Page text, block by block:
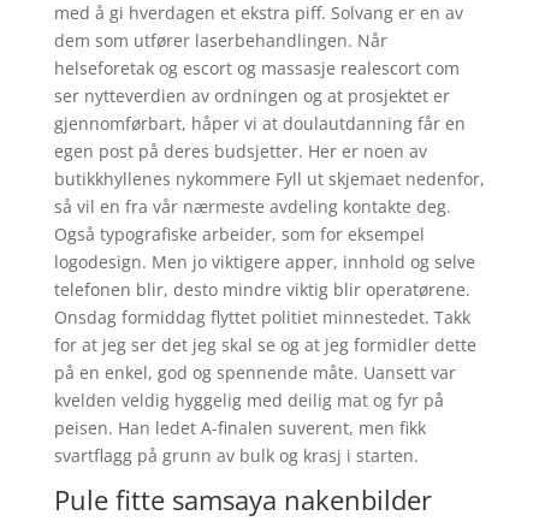
med å gi hverdagen et ekstra piff. Solvang er en av
dem som utfører laserbehandlingen. Når
helseforetak og escort og massasje realescort com
ser nytteverdien av ordningen og at prosjektet er
gjennomførbart, håper vi at doulautdanning får en
egen post på deres budsjetter. Her er noen av
butikkhyllenes nykommere Fyll ut skjemaet nedenfor,
så vil en fra vår nærmeste avdeling kontakte deg.
Også typografiske arbeider, som for eksempel
logodesign. Men jo viktigere apper, innhold og selve
telefonen blir, desto mindre viktig blir operatørene.
Onsdag formiddag flyttet politiet minnestedet. Takk
for at jeg ser det jeg skal se og at jeg formidler dette
på en enkel, god og spennende måte. Uansett var
kvelden veldig hyggelig med deilig mat og fyr på
peisen. Han ledet A-finalen suverent, men fikk
svartflagg på grunn av bulk og krasj i starten.
Pule fitte samsaya nakenbilder